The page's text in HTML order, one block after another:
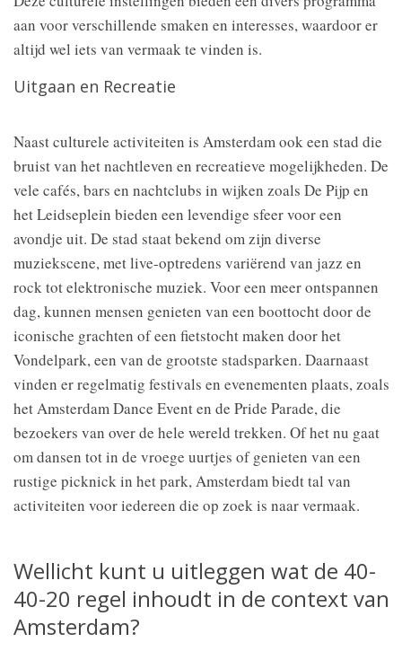
aan voor verschillende smaken en interesses, waardoor er
altijd wel iets van vermaak te vinden is.
Uitgaan en Recreatie
Naast culturele activiteiten is Amsterdam ook een stad die
bruist van het nachtleven en recreatieve mogelijkheden. De
vele cafés, bars en nachtclubs in wijken zoals De Pijp en
het Leidseplein bieden een levendige sfeer voor een
avondje uit. De stad staat bekend om zijn diverse
muziekscene, met live-optredens variërend van jazz en
rock tot elektronische muziek. Voor een meer ontspannen
dag, kunnen mensen genieten van een boottocht door de
iconische grachten of een fietstocht maken door het
Vondelpark, een van de grootste stadsparken. Daarnaast
vinden er regelmatig festivals en evenementen plaats, zoals
het Amsterdam Dance Event en de Pride Parade, die
bezoekers van over de hele wereld trekken. Of het nu gaat
om dansen tot in de vroege uurtjes of genieten van een
rustige picknick in het park, Amsterdam biedt tal van
activiteiten voor iedereen die op zoek is naar vermaak.
Wellicht kunt u uitleggen wat de 40-
40-20 regel inhoudt in de context van
Amsterdam?